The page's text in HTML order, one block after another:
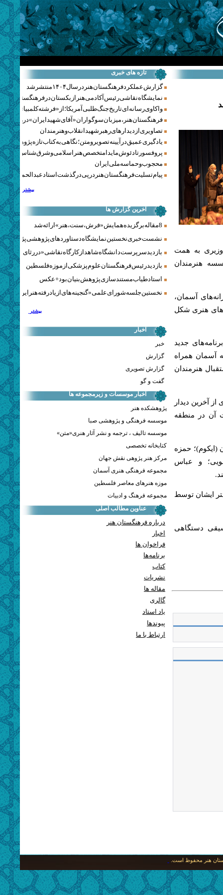
تازه های خبری
گزارش عملکرد فرهنگستان هنر در سال ۱۴۰۴ منتشر شد
نمایشگاه نقاشی رئیس آکادمی هنر ازبکستان در فرهنگستان هنر
واکاوی رسانه‌ای تاریخ جنگ‌طلبی آمریکا؛ از «فرشته کلمبیا» تا
فرهنگستان هنر، میزبان سوگواران «آقای شهید ایران» در
تصاویری از دیدارهای رهبر شهید انقلاب و هنرمندان
یادگیری عمیق در آیینه تصویر و متن؛ نگاهی به کتاب تازه پژوهشکده
پروفسور تادئوش مایدا متخصص هنر اسلامی و شرق‌شناس
محجوب و حماسه ملی ایران
پیام تسلیت فرهنگستان هنر در پی درگذشت استاد عبدالحمید
بیشتر
آخرین گزارش ها
8 مقاله برگزیده همایش «فرش، سنت، هنر» ارائه شد
نشست خبری نخستین نمایشگاه دستاوردهای پژوهشی
بازدید سرپرست دانشگاه شاهد از کارگاه نقاشی «در رثای سیمرغ
بازدید رئیس فرهنگستان علوم پزشکی از موزه فلسطین
استاد طیاب مستندسازی پژوهش‌بنیان بود + عکس
نخستین جلسه شورای علمی «گنجینه‌های ازیادرفته هنر ایران»
بیشتر
اخبار
خبر
گزارش
گزارش تصویری
گفت و گو
اخبار موسسات و زیرمجموعه ها
پژوهشکده هنر
موسسه فرهنگی و پژوهشی صبا
موسسه تالیف ، ترجمه و نشر آثار هنری«متن»
کتابخانه تخصصی
مرکز هنر پژوهی نقش جهان
مجموعه فرهنگی هنری آسمان
موزه هنرهای معاصر فلسطین
مجموعه فرهنگ و ادبیات
عناوین مطالب اصلی
درباره فرهنگستان هنر
اخبار
فراخوان ها
برنامه‌ها
کتاب
نشریات
مقاله ها
گالری
یاد استاد
پيوندها
ارتباط با ما
به همت
هنرمندان
آسمان،
هنری شکل
کرد: دوره جدید فرهنگستان هنر، از سال 1400، با برنامه‌های جدید
آسمان همراه
هنرمندان
آخرین دیدار
آن در منطقه
(ایکوم)؛ حمزه
و عباس
ایشان توسط
دستگاهی
هنر محفوظ است.